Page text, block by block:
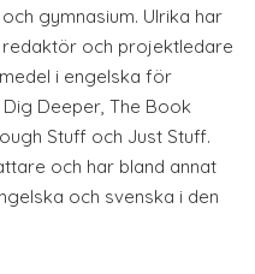
gymnasium. Ulrika har
och projektledare
i engelska för
Deeper, The Book
Stuff och Just Stuff.
och har bland annat
och svenska i den